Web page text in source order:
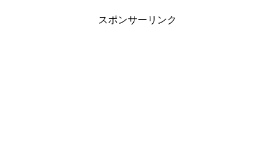
スポンサーリンク